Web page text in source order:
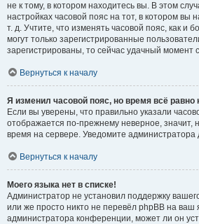
не к тому, в котором находитесь вы. В этом
настройках часовой пояс на тот, в котором вы
т. д. Учтите, что изменять часовой пояс, как и
могут только зарегистрированные
зарегистрированы, то сейчас удачный момент
Вернуться к началу
Я изменил часовой пояс, но время всё равно
Если вы уверены, что правильно указали
отображается по-прежнему неверное, значит,
время на сервере. Уведомите
Вернуться к началу
Моего языка нет в списке!
Администратор не установил поддержку
или же просто никто не перевёл phpBB на ваш
администратора конференции, может ли он